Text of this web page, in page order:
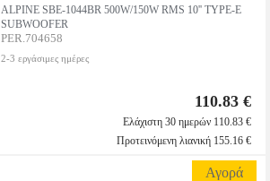
ALPINE SBE-1044BR 500W/150W RMS 10'' TYPE-E
SUBWOOFER
PER.704658
2-3 εργάσιμες ημέρες
110.83 €
Ελάχιστη 30 ημερών 110.83 €
Προτεινόμενη λιανική 155.16 €
Αγορά